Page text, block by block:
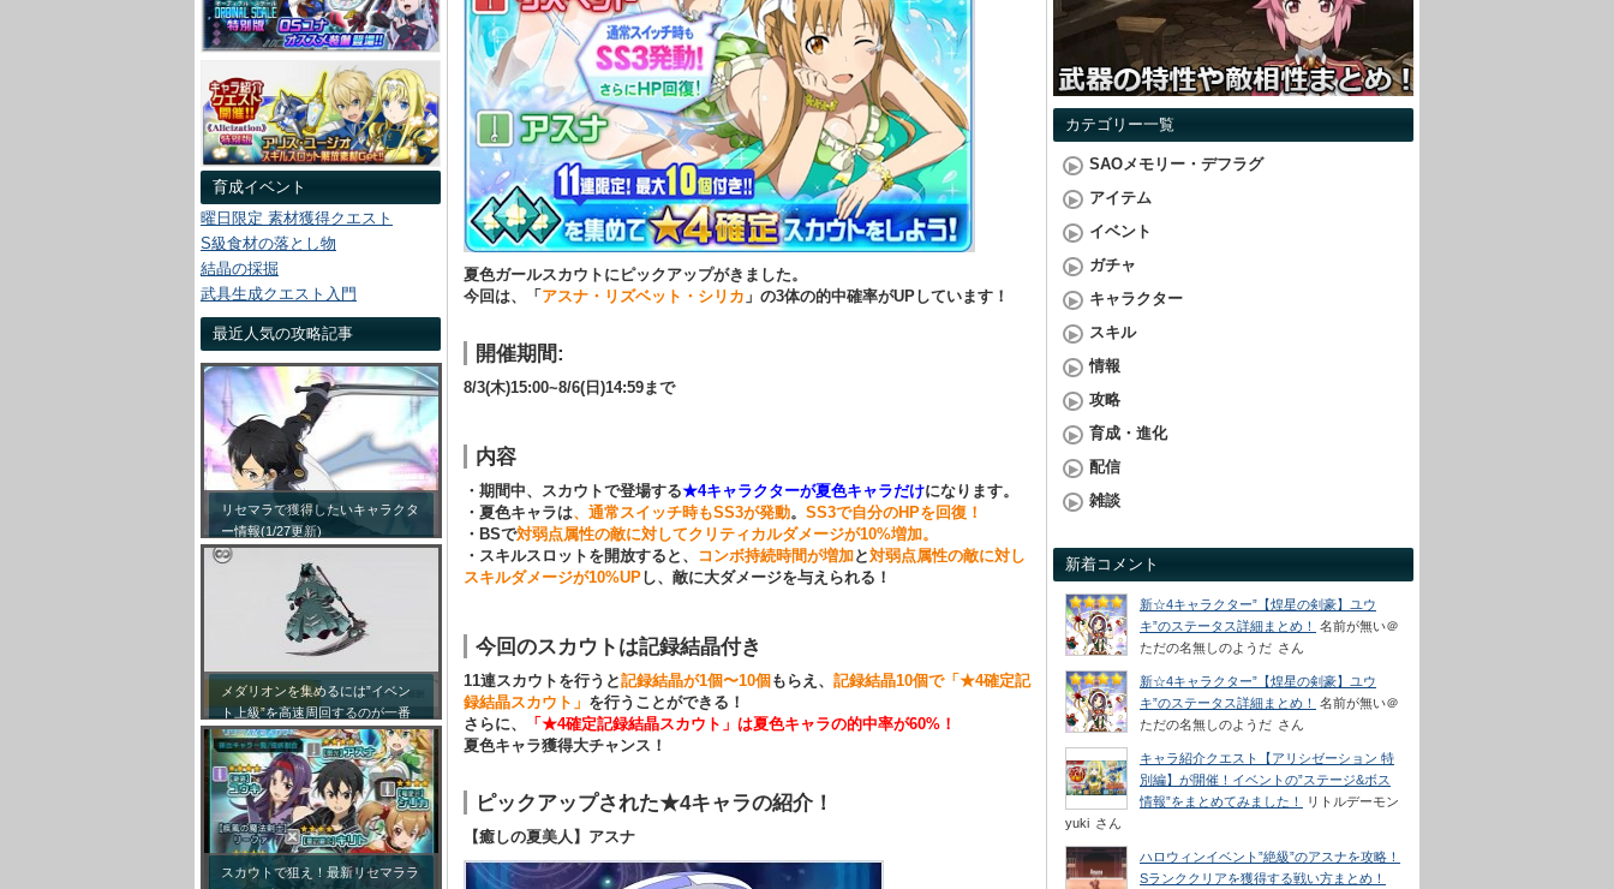
育成イベント
曜日限定 素材獲得クエスト
S級食材の落とし物
結晶の採掘
武具生成クエスト入門
最近人気の攻略記事
リセマラで獲得したいキャラクタ
ー情報(1/27更新)
メダリオンを集めるには”イベン
ト上級”を高速周回するのが一番
効率が良い模様！
スカウトで狙え！最新リセマララ
夏色ガールスカウトにピックアップがきました。
今回は、「 アスナ・リズベット・シリカ 」の3体の的中確率がUPしています！
開催期間:
8/3(木)15:00~8/6(日)14:59まで
内容
・期間中、スカウトで登場する★4キャラクターが夏色キャラだけになります。
・夏色キャラは、通常スイッチ時もSS3が発動。 SS3で自分のHPを回復！
・BSで対弱点属性の敵に対してクリティカルダメージが10%増加。
・スキルスロットを開放すると、
コンボ持続時間が増加と対弱点属性の敵に対し
スキルダメージが10%UPし、敵に大ダメージを与えられる！
今回のスカウトは記録結晶付き
11連スカウトを行うと記録結晶が1個〜10個 もらえ、 記録結晶10個で「★4確定記
録結晶スカウト」 を行うことができる！
さらに、
「★4確定記録結晶スカウト」は夏色キャラの的中率が60%！
夏色キャラ獲得大チャンス！
ピックアップされた★4キャラの紹介！
【癒しの夏美人】アスナ
カテゴリー一覧
SAOメモリー・デフラグ
アイテム
イベント
ガチャ
キャラクター
スキル
情報
攻略
育成・進化
配信
雑談
新着コメント
新☆4キャラクター”【煌星の剣豪】ユウ
キ”のステータス詳細まとめ！
名前が無い＠
ただの名無しのようだ さん
新☆4キャラクター”【煌星の剣豪】ユウ
キ”のステータス詳細まとめ！
名前が無い＠
ただの名無しのようだ さん
キャラ紹介クエスト【アリシゼーション 特
別編】が開催！イベントの”ステージ&ボス
情報”をまとめてみました！
リトルデーモン
yuki さん
ハロウィンイベント”絶級”のアスナを攻略！
Sランククリアを獲得する戦い方まとめ！